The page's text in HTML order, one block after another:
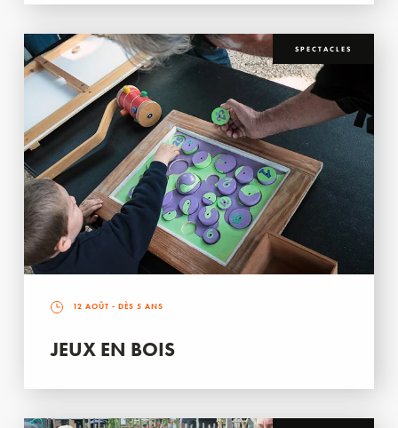
SPECTACLES
12 AOÛT - DÈS 5 ANS
JEUX EN BOIS